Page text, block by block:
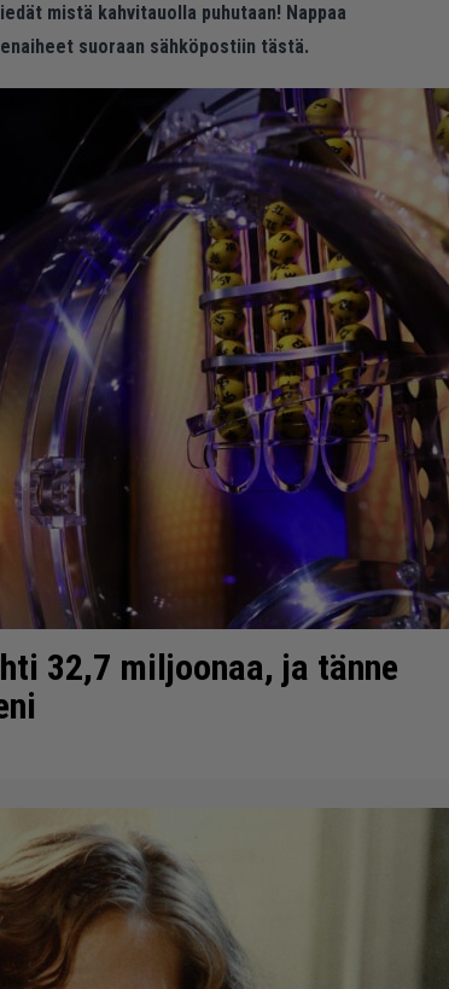
mistä kahvitauolla puhutaan! Nappaa
suoraan sähköpostiin tästä.
32,7 miljoonaa, ja tänne